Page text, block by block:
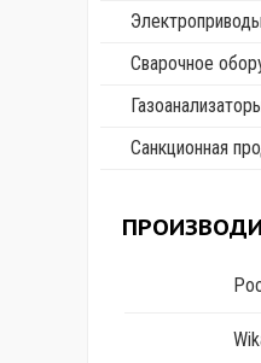
Электроприводы
Сварочное
Санкционная